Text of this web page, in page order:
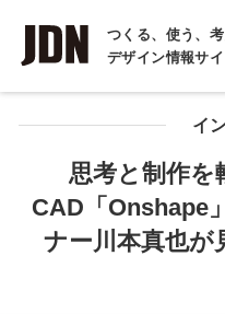
つくる、使う、
デザイン情報サイ
INTERVIEW
インタビュー
REPORT
COLUMN
コラム
イ
思考と制作を
CAD「Onshape
ナー川本真也が